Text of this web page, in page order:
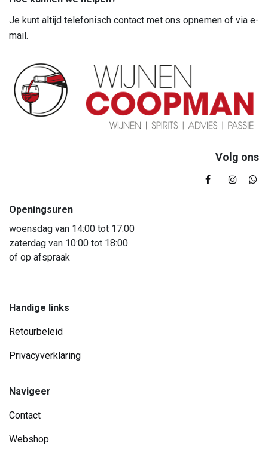
Je kunt altijd telefonisch contact met ons opnemen of via e-
mail.
Volg ons
Openingsuren
woensdag van 14:00 tot 17:00
zaterdag van 10:00 tot 18:00
of op afspraak
Handige links
Retourbeleid
Privacyverklaring
Navigeer
Contact
Webshop